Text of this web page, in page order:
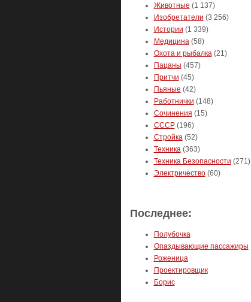
Животные (1 137)
Изобретатели (3 256)
Истории (1 339)
Медицина(58)
Охота и рыбалка(21)
Пацаны (457)
Притчи (45)
Пьяные (42)
Работнички (148)
Сочинения (15)
СССР(196)
Стройка(52)
Техника(363)
Техника Безопасности (271)
Электричество(60)
Последнее:
Полубочка
Опаздывающие пассажиры
Роженица
Проектировщик
Борис